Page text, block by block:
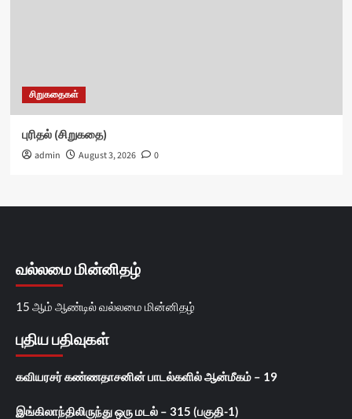
சிறுகதைகள்
புரிதல் (சிறுகதை)
admin August 3, 2026 0
வல்லமை மின்னிதழ்
15 ஆம் ஆண்டில் வல்லமை மின்னிதழ்
புதிய பதிவுகள்
கவியரசர் கண்ணதாசனின் பாடல்களில் ஆன்மீகம் – 19
இங்கிலாந்திலிருந்து ஒரு மடல் – 315 (பகுதி-1)